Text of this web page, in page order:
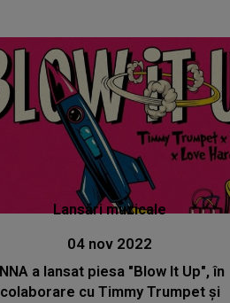
Lansări muzicale
04 nov 2022
INNA a lansat piesa "Blow It Up", în
colaborare cu Timmy Trumpet și